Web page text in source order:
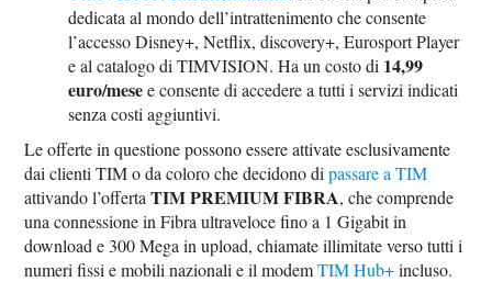
dedicata al mondo dell’intrattenimento che consente
l’accesso Disney+, Netflix, discovery+, Eurosport Player
e al catalogo di TIMVISION. Ha un costo di 14,99
euro/mesee consente di accedere a tutti i servizi indicati
senza costi aggiuntivi.
Le offerte in questione possono essere attivate esclusivamente
dai clienti TIM o da coloro che decidono dipassare a TIM
attivando l’offertaTIM PREMIUM FIBRA, che comprende
una connessione in Fibra ultraveloce fino a 1 Gigabit in
download e 300 Mega in upload, chiamate illimitate verso tutti i
numeri fissi e mobili nazionali e il modemTIM Hub+incluso.